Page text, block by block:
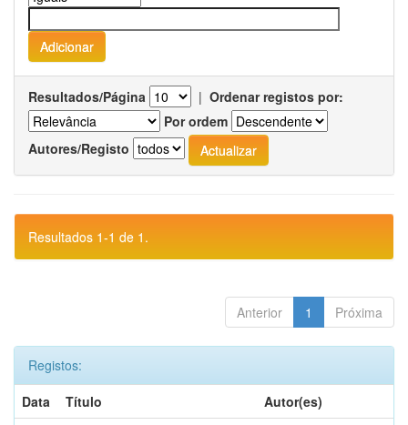
Resultados/Página | Ordenar registos por:
Por ordem
Autores/Registo
Resultados 1-1 de 1.
Anterior 1 Próxima
Registos:
Data
Título
Autor(es)